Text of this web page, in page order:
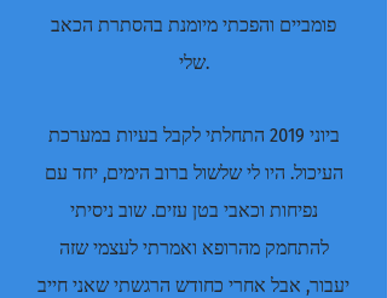
פומביים והפכתי מיומנת בהסתרת הכאב
שלי.
ביוני 2019 התחלתי לקבל בעיות במערכת
העיכול. היו לי שלשול ברוב הימים, יחד עם
נפיחות וכאבי בטן עזים. שוב ניסיתי
להתחמק מהרופא ואמרתי לעצמי שזה
יעבור, אבל אחרי כחודש הרגשתי שאני חייב